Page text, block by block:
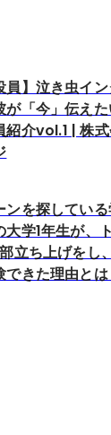
員】泣き虫イン
が「今」伝え
紹介vol.1 | 株
ンを探してい
学1年生が、
立ち上げをし
きた理由とは